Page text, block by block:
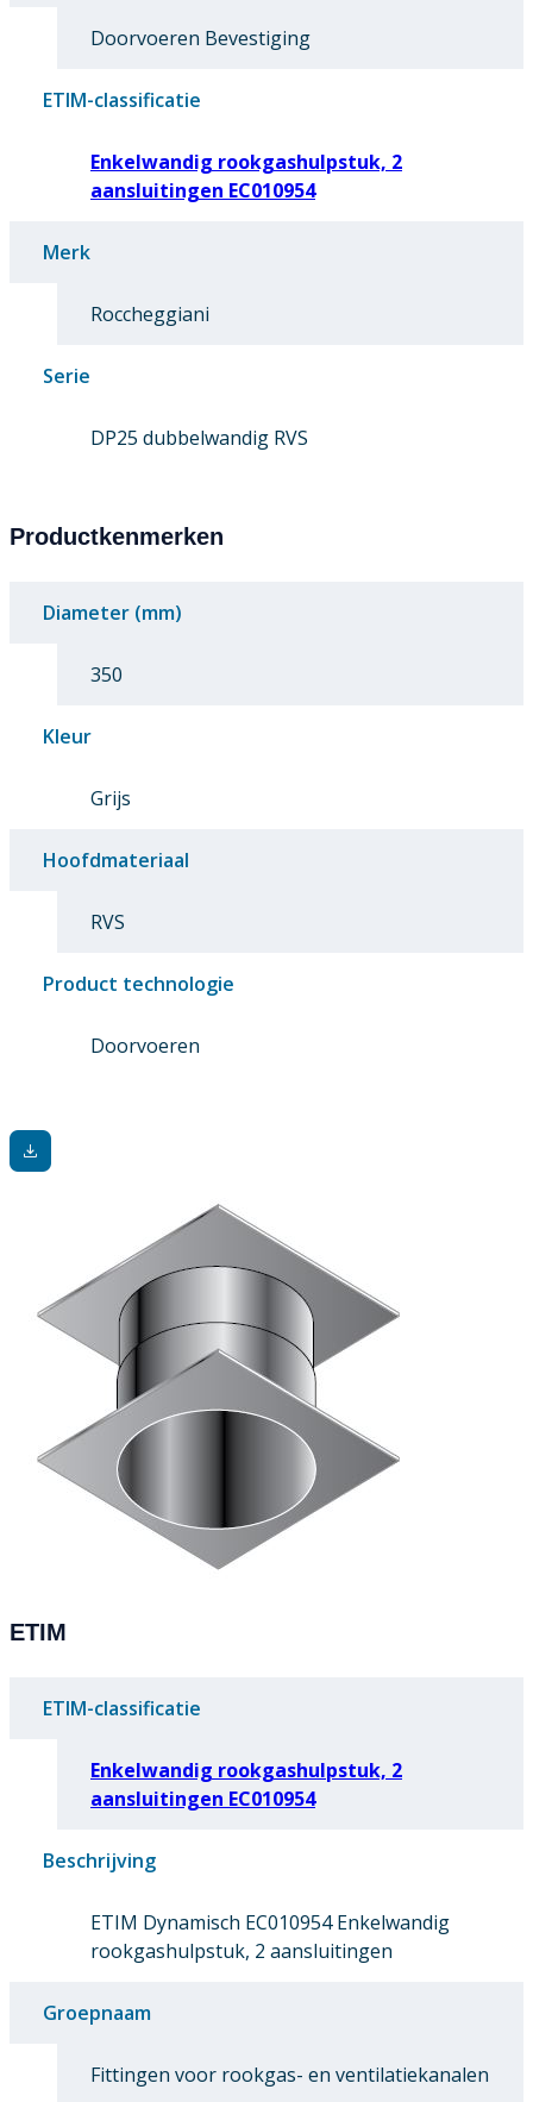
Doorvoeren Bevestiging
ETIM-classificatie
Enkelwandig rookgashulpstuk, 2
aansluitingen EC010954
Merk
Roccheggiani
Serie
DP25 dubbelwandig RVS
Productkenmerken
Diameter (mm)
350
Kleur
Grijs
Hoofdmateriaal
RVS
Product technologie
Doorvoeren
ETIM
ETIM-classificatie
Enkelwandig rookgashulpstuk, 2
aansluitingen EC010954
Beschrijving
ETIM Dynamisch EC010954 Enkelwandig
rookgashulpstuk, 2 aansluitingen
Groepnaam
Fittingen voor rookgas- en ventilatiekanalen